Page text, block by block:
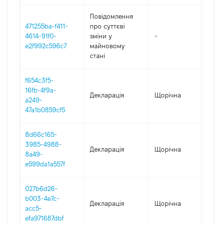
471255ba-f411-
4614-91f0-
e2f992c596c7
Повідомлення
про суттєві
зміни y
майновому
стані
-
f654c3f5-
16fb-4f9a-
a249-
47a1b0859cf5
Декларація Щорічна
8d66c165-
3985-4988-
8a49-
e599da1a557f
Декларація Щорічна
027b6d26-
b003-4e7c-
acc5-
efa971687dbf
Декларація Щорічна